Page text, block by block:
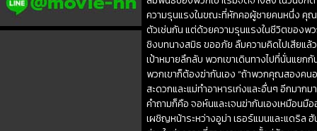
ความรุนแรงในขณะที่หักคอผู้ชายคนหนึ่ง คุณ
ตัวเช่นกัน แต่ด้วยความรุนแรงในชีวิตของพ
ชิงบทนางสมิธ ขออภัย ลืมความคิดไปเสียแล้
เป้าหมายลึกลับ พวกเขาเดินทางไปที่นั่นแย
พวกเขาก็ต้องฆ่ากันเอง “ถ้าพวกคุณสองค
สะดวกและแม่ทำอาหารเก่งและอื่นๆ อีกมากม
คำถามก็คือ จอห์นและเจนฆ่ากันเองเหมือน
เผชิญหน้าระหว่างอูม่า เธอร์แมนและแดริล